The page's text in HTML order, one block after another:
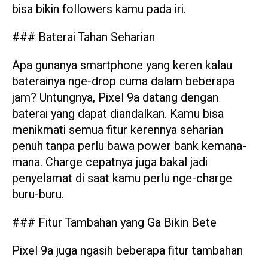
bisa bikin followers kamu pada iri.
### Baterai Tahan Seharian
Apa gunanya smartphone yang keren kalau
baterainya nge-drop cuma dalam beberapa
jam? Untungnya, Pixel 9a datang dengan
baterai yang dapat diandalkan. Kamu bisa
menikmati semua fitur kerennya seharian
penuh tanpa perlu bawa power bank kemana-
mana. Charge cepatnya juga bakal jadi
penyelamat di saat kamu perlu nge-charge
buru-buru.
### Fitur Tambahan yang Ga Bikin Bete
Pixel 9a juga ngasih beberapa fitur tambahan